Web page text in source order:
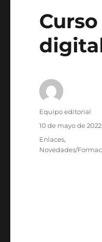
Autor
Equipo editorial
Publicado
10 de mayo de 2022
Categorías
Enlaces,
Novedades/